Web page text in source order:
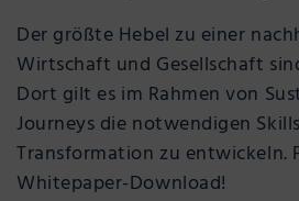
Der größte Hebel zu einer
Wirtschaft und Gesellschaft
Dort gilt es im Rahmen von
Journeys die notwendigen
Transformation zu entwickeln.
Whitepaper-Download!